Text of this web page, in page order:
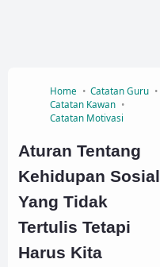
Home
Catatan Guru
Catatan Kawan
Catatan Motivasi
Aturan Tentang
Kehidupan Sosial
Yang Tidak
Tertulis Tetapi
Harus Kita